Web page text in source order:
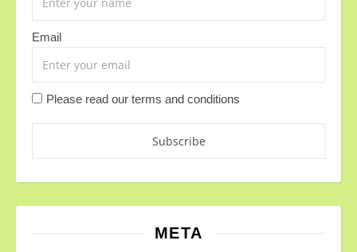
Email
Please read our terms and conditions
META